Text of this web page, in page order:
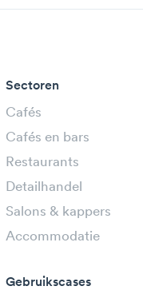
Sectoren
Cafés
Cafés en bars
Restaurants
Detailhandel
Salons & kappers
Accommodatie
Gebruikscases